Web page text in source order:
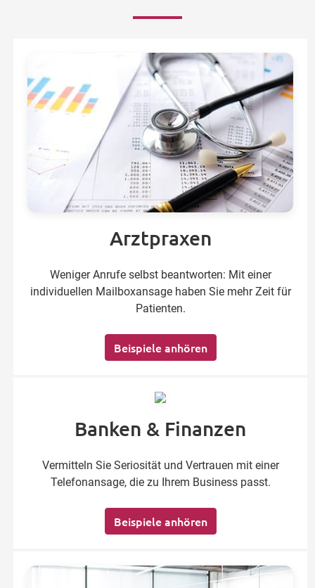
Arztpraxen
Weniger Anrufe selbst beantworten: Mit einer
individuellen Mailboxansage haben Sie mehr Zeit für
Patienten.
Beispiele anhören
Banken & Finanzen
Vermitteln Sie Seriosität und Vertrauen mit einer
Telefonansage, die zu Ihrem Business passt.
Beispiele anhören